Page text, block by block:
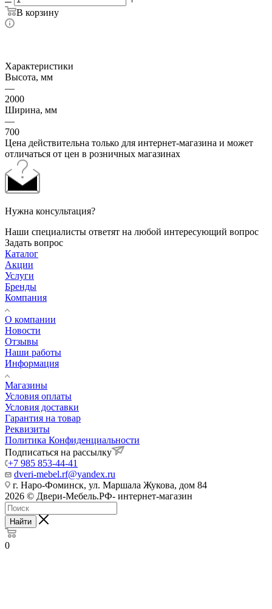
В корзину
Характеристики
Высота, мм
—
2000
Ширина, мм
—
700
Цена действительна только для интернет-магазина и может
отличаться от цен в розничных магазинах
Нужна консультация?
Наши специалисты ответят на любой интересующий вопрос
Задать вопрос
Каталог
Акции
Услуги
Бренды
Компания
О компании
Новости
Отзывы
Наши работы
Информация
Магазины
Условия оплаты
Условия доставки
Гарантия на товар
Реквизиты
Политика Конфиденциальности
Подписаться на рассылку
+7 985 853-44-41
dveri-mebel.rf@yandex.ru
г. Наро-Фоминск, ул. Маршала Жукова, дом 84
2026 © Двери-Мебель.РФ- интернет-магазин
Найти
0